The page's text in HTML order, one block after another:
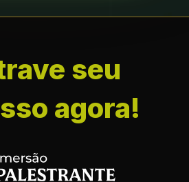
seu
agora!